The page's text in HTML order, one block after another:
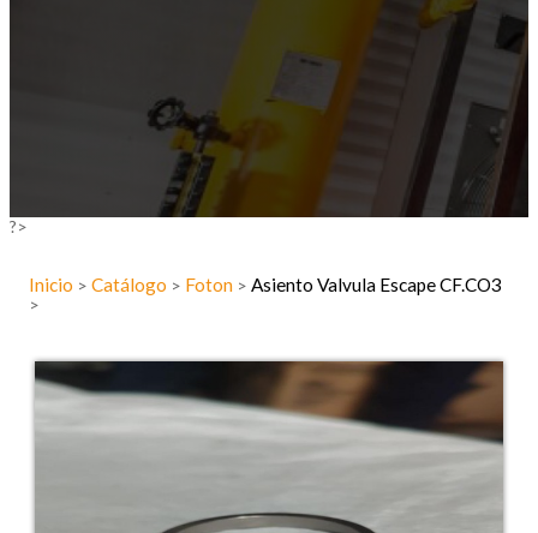
?>
Inicio > Catálogo > Foton > Asiento Valvula Escape CF.CO3
>